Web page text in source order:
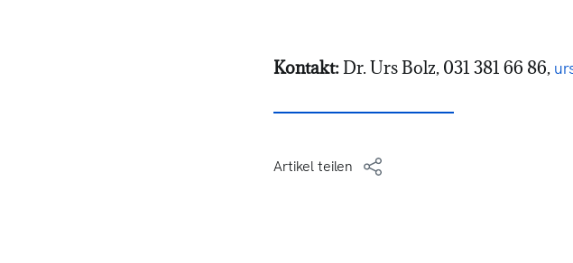
Kontakt:Dr. Urs Bolz, 031 381 66 86,
Artikel teilen